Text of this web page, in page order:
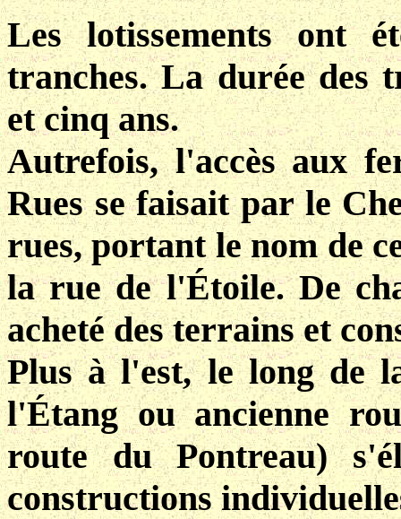
Les lotissements ont
tranches. La durée des
et cinq ans.
Autrefois, l'accès aux
Rues se faisait par le
rues, portant le nom de
la rue de l'Étoile. De
acheté des terrains et
Plus à l'est, le long de
l'Étang ou ancienne
route du Pontreau)
constructions